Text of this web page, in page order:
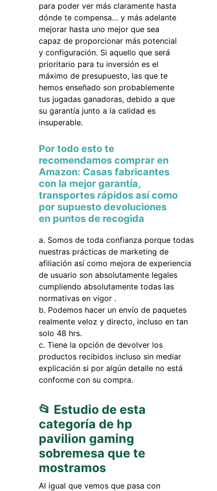
para poder ver más claramente hasta
dónde te compensa… y más adelante
mejorar hasta uno mejor que sea
capaz de proporcionar más potencial
y configuración. Si aquello que será
prioritario para tu inversión es el
máximo de presupuesto, las que te
hemos enseñado son probablemente
tus jugadas ganadoras, debido a que
su garantía junto a la calidad es
insuperable.
Por todo esto te
recomendamos comprar en
Amazon: Casas fabricantes
con la mejor garantía,
transportes rápidos así como
por supuesto devoluciones
en puntos de recogida
Somos de toda confianza porque todas
nuestras prácticas de marketing de
afiliación así como mejora de experiencia
de usuario son absolutamente legales
cumpliendo absolutamente todas las
normativas en vigor .
Podemos hacer un envío de paquetes
realmente veloz y directo, incluso en tan
solo 48 hrs.
Tiene la opción de devolver los
productos recibidos incluso sin mediar
explicación si por algún detalle no está
conforme con su compra.
📂 Estudio de esta
categoría de hp
pavilion gaming
sobremesa que te
mostramos
Al igual que vemos que pasa con